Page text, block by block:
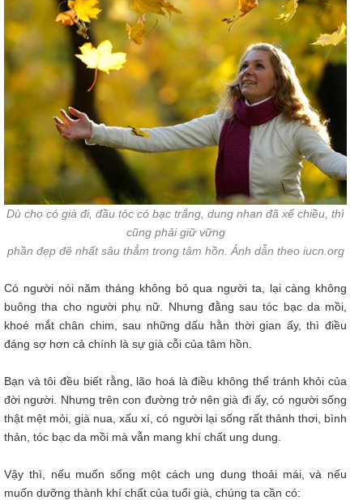
Dù cho có già đi, đầu tóc có bạc trắng, dung nhan đã xế chiều, thì
cũng phải giữ vững
phần đẹp đẽ nhất sâu thẳm trong tâm hồn. Ảnh dẫn theo iucn.org
Có người nói năm tháng không bỏ qua người ta, lại càng không
buông tha cho người phụ nữ. Nhưng đằng sau tóc bạc da mồi,
khoé mắt chân chim, sau những dấu hằn thời gian ấy, thì điều
đáng sợ hơn cả chính là sự già cỗi của tâm hồn.
Bạn và tôi đều biết rằng, lão hoá là điều không thể tránh khỏi của
đời người. Nhưng trên con đường trở nên già đi ấy, có người sống
thật mệt mỏi, già nua, xấu xí, có người lại sống rất thảnh thơi, bình
thản, tóc bạc da mồi mà vẫn mang khí chất ung dung.
Vậy thì, nếu muốn sống một cách ung dung thoải mái, và nếu
muốn dưỡng thành khí chất của tuổi già, chúng ta cần có: